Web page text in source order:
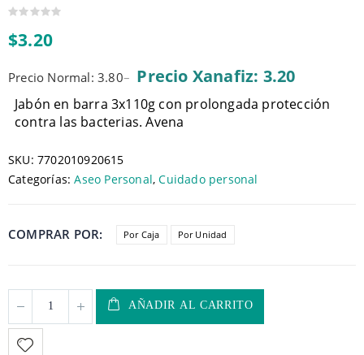
out
of
$3.20
Precio Normal: 3.80– Precio Xanafiz: 3.20
Jabón en barra 3x110g con prolongada protección
contra las bacterias. Avena
SKU: 7702010920615
Categorías:Aseo Personal,Cuidado personal
COMPRAR POR Por Caja Por Unidad
AÑADIR AL CARRITO